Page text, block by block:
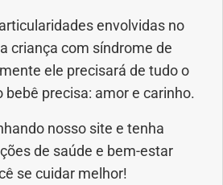
envolvidas no
criança com síndrome de
ele precisará de tudo o
bebê precisa: amor e carinho.
nosso site e tenha
de saúde e bem-estar
se cuidar melhor!